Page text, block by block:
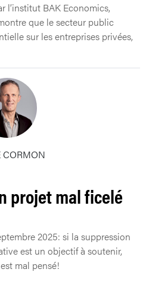
l’institut BAK Economics,
que le secteur public
sur les entreprises privées,
CORMON
projet mal ficelé
2025: si la suppression
est un objectif à soutenir,
mal pensé!